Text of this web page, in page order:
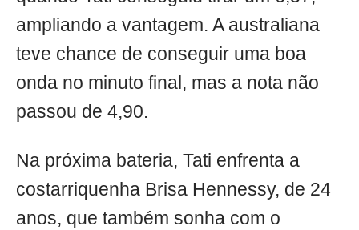
ampliando a vantagem. A australiana
teve chance de conseguir uma boa
onda no minuto final, mas a nota não
passou de 4,90.
Na próxima bateria, Tati enfrenta a
costarriquenha Brisa Hennessy, de 24
anos, que também sonha com o